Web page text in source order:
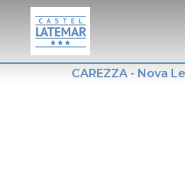
Salta
contenuto
CAREZZA - Nova